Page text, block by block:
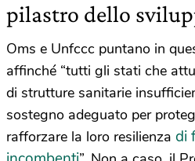
pilastro dello
Oms e Unfccc puntano in
affinché “tutti gli stati che
di strutture sanitarie
sostegno adeguato per
rafforzare la loro resilienza di